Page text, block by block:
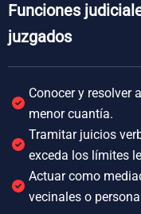
Funciones
juzgados
Conocer y resolver
menor cuantía.
Tramitar juicios
exceda los límites
Actuar como
vecinales o